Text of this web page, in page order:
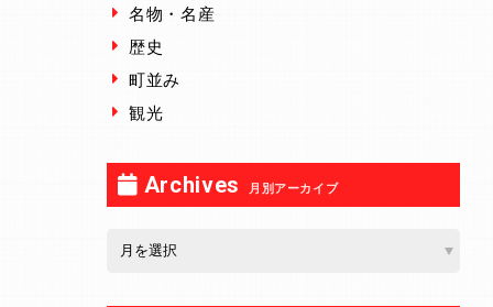
名物・名産
歴史
町並み
観光
Archives 月別アーカイブ